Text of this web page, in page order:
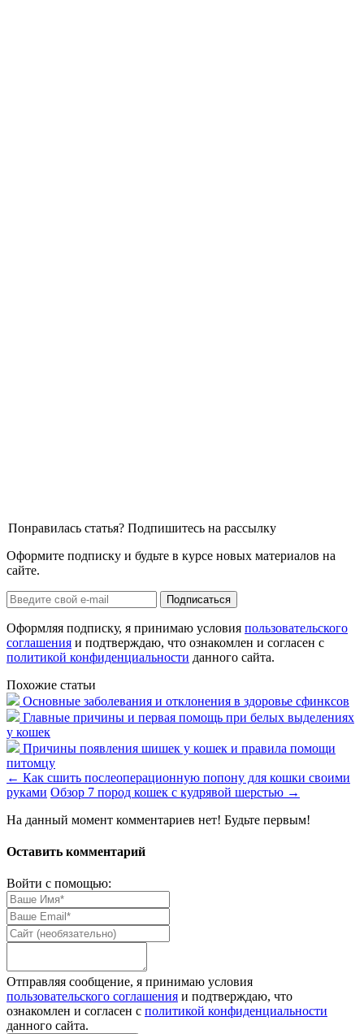
Понравилась статья? Подпишитесь на рассылку
Оформите подписку и будьте в курсе новых материалов на
сайте.
Оформляя подписку, я принимаю условия пользовательского
соглашения и подтверждаю, что ознакомлен и согласен с
политикой конфиденциальности данного сайта.
Похожие статьи
Основные заболевания и отклонения в здоровье сфинксов
Главные причины и первая помощь при белых выделениях
у кошек
Причины появления шишек у кошек и правила помощи
питомцу
← Как сшить послеоперационную попону для кошки своими
руками Обзор 7 пород кошек с кудрявой шерстью →
На данный момент комментариев нет! Будьте первым!
Оставить комментарий
Войти с помощью:
Отправляя сообщение, я принимаю условия
пользовательского соглашения и подтверждаю, что
ознакомлен и согласен с политикой конфиденциальности
данного сайта.